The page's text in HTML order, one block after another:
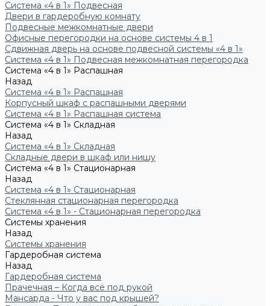
Система «4 в 1» Подвесная
Двери в гардеробную комнату
Подвесные межкомнатные двери
Офисные перегородки на основе системы 4 в 1
Сдвижная дверь на основе подвесной системы «4 в 1»
Система «4 в 1» Подвесная межкомнатная перегородка
Система «4 в 1» Распашная
Назад
Система «4 в 1» Распашная
Корпусный шкаф с распашными дверями
Система «4 в 1» Распашная система
Система «4 в 1» Складная
Назад
Система «4 в 1» Складная
Складные двери в шкаф или нишу
Система «4 в 1» Стационарная
Назад
Система «4 в 1» Стационарная
Стеклянная стационарная перегородка
Система «4 в 1» - Стационарная перегородка
Системы хранения
Назад
Системы хранения
Гардеробная система
Назад
Гардеробная система
Прачечная – Когда всё под рукой
Мансарда - Что у вас под крышей?